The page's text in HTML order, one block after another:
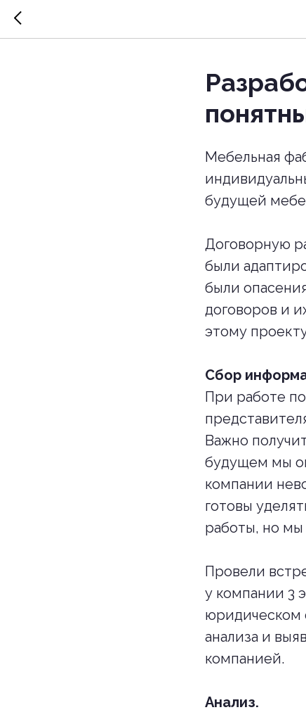
Мебельная
будущей
Договорную
были
были
договоров и
этому
Сбор
При работе
Важно
будущем мы
компании
готовы
работы, но мы
Провели
у компании 3
юридическом
анализа и
компанией.
Анализ.